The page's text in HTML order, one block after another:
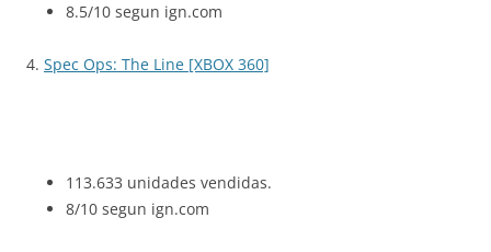
8.5/10 segun ign.com
4. Spec Ops: The Line [XBOX 360]
113.633 unidades vendidas.
8/10 segun ign.com